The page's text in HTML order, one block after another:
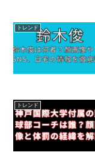
トレンド
トレンド